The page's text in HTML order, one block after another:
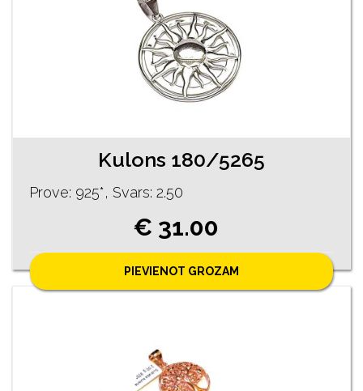
Kulons 180/5265
Prove: 925*, Svars: 2.50
€ 31.00
PIEVIENOT GROZAM